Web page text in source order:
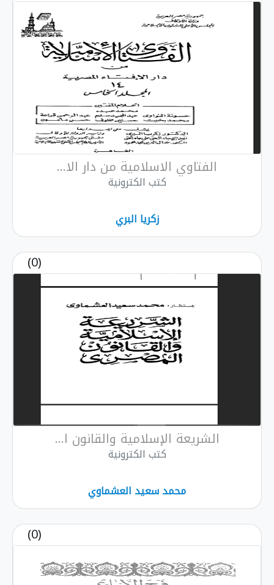
الفتاوي الاسلامية من دار الا...
كتب الكترونية
زكريا البري
الشريعة الإسلامية والقانون ا...
كتب الكترونية
محمد سعيد العشماوي